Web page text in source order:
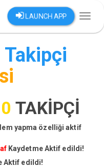
LAUNCH APP
Takipçi
TAKİPÇİ
yapma özelliği aktif
Kaydetme Aktif edildi!
Aktif edildi!